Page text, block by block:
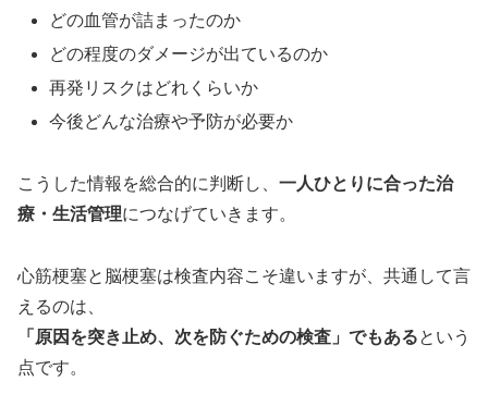
どの血管が詰まったのか
どの程度のダメージが出ているのか
再発リスクはどれくらいか
今後どんな治療や予防が必要か
こうした情報を総合的に判断し、 一人ひとりに合った治
療・生活管理につなげていきます。
心筋梗塞と脳梗塞は検査内容こそ違いますが、共通して言
えるのは、
「原因を突き止め、次を防ぐための検査」でもあるという
点です。